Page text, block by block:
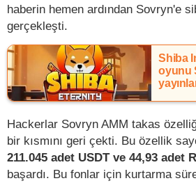
haberin hemen ardından Sovryn'e
gerçekleşti.
Shiba
oyunu
Hackerlar Sovryn AMM takas
bir kısmını geri çekti. Bu özellik
211.045 adet USDT ve 44,93 adet
başardı. Bu fonlar için kurtarma